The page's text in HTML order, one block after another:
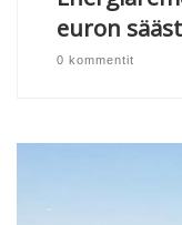
euron
0 kommentit